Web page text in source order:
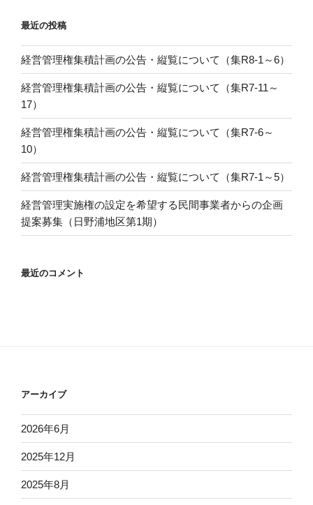
最近の投稿
経営管理権集積計画の公告・縦覧について（集R8-1～6）
経営管理権集積計画の公告・縦覧について（集R7-11～
17）
経営管理権集積計画の公告・縦覧について（集R7-6～
10）
経営管理権集積計画の公告・縦覧について（集R7-1～5）
経営管理実施権の設定を希望する民間事業者からの企画
提案募集（日野浦地区第1期）
最近のコメント
アーカイブ
2026年6月
2025年12月
2025年8月